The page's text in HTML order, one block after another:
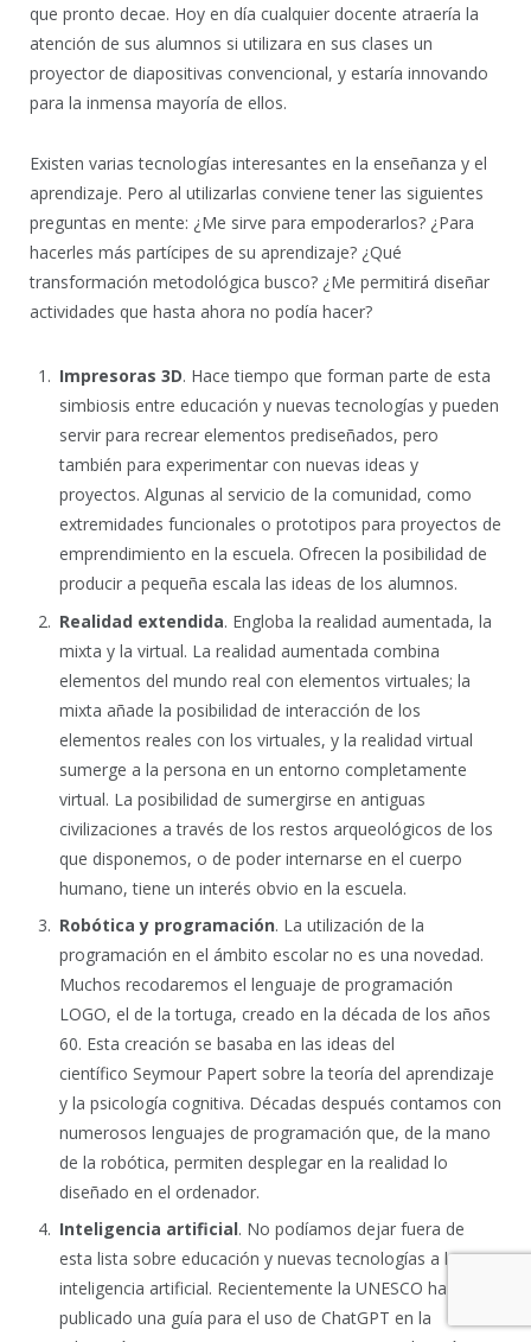
que pronto decae. Hoy en día cualquier docente atraería la
atención de sus alumnos si utilizara en sus clases un
proyector de diapositivas convencional, y estaría innovando
para la inmensa mayoría de ellos.
Existen varias tecnologías interesantes en la enseñanza y el
aprendizaje. Pero al utilizarlas conviene tener las siguientes
preguntas en mente: ¿Me sirve para empoderarlos? ¿Para
hacerles más partícipes de su aprendizaje? ¿Qué
transformación metodológica busco? ¿Me permitirá diseñar
actividades que hasta ahora no podía hacer?
Impresoras 3D. Hace tiempo que forman parte de esta
simbiosis entre educación y nuevas tecnologías y pueden
servir para recrear elementos prediseñados, pero
también para experimentar con nuevas ideas y
proyectos. Algunas al servicio de la comunidad, como
extremidades funcionales o prototipos para proyectos de
emprendimiento en la escuela. Ofrecen la posibilidad de
producir a pequeña escala las ideas de los alumnos.
Realidad extendida. Engloba la realidad aumentada, la
mixta y la virtual. La realidad aumentada combina
elementos del mundo real con elementos virtuales; la
mixta añade la posibilidad de interacción de los
elementos reales con los virtuales, y la realidad virtual
sumerge a la persona en un entorno completamente
virtual. La posibilidad de sumergirse en antiguas
civilizaciones a través de los restos arqueológicos de los
que disponemos, o de poder internarse en el cuerpo
humano, tiene un interés obvio en la escuela.
Robótica y programación. La utilización de la
programación en el ámbito escolar no es una novedad.
Muchos recodaremos el lenguaje de programación
LOGO, el de la tortuga, creado en la década de los años
60. Esta creación se basaba en las ideas del
científico Seymour Papert sobre la teoría del aprendizaje
y la psicología cognitiva. Décadas después contamos con
numerosos lenguajes de programación que, de la mano
de la robótica, permiten desplegar en la realidad lo
diseñado en el ordenador.
Inteligencia artificial. No podíamos dejar fuera de
esta lista sobre educación y nuevas tecnologías a la
inteligencia artificial. Recientemente la UNESCO ha
publicado una guía para el uso de ChatGPT en la